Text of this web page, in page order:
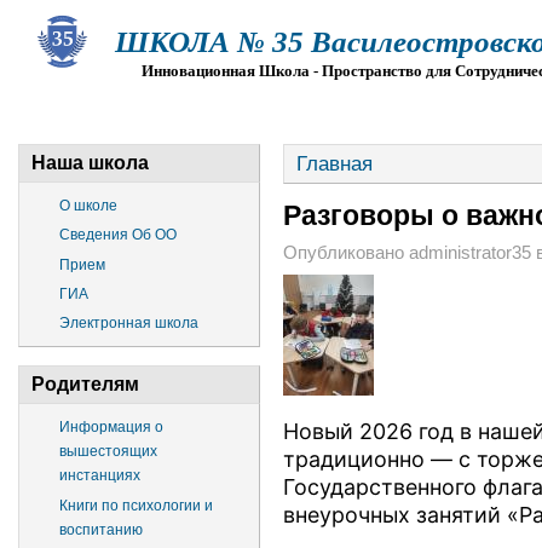
ШКОЛА № 35
Инновационная Школа - Пространство для
Наша школа
О школе
Сведения Об ОО
Прием
ГИА
Электронная школа
Родителям
Информация о
вышестоящих
инстанциях
Книги по психологии и
воспитанию
Главная
Разговоры о
Опубликовано administrator35
Новый 2026 год в
традиционно — с
Государственного
внеурочных занятий